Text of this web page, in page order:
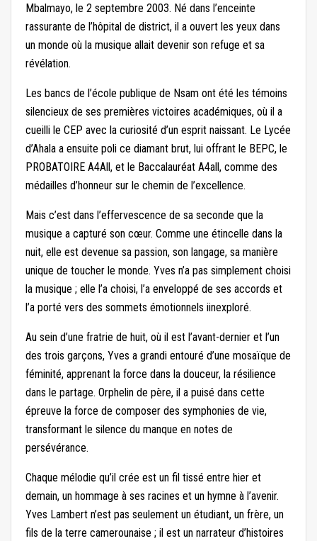
Mbalmayo, le 2 septembre 2003. Né dans l’enceinte
rassurante de l’hôpital de district, il a ouvert les yeux dans
un monde où la musique allait devenir son refuge et sa
révélation.
Les bancs de l’école publique de Nsam ont été les témoins
silencieux de ses premières victoires académiques, où il a
cueilli le CEP avec la curiosité d’un esprit naissant. Le Lycée
d’Ahala a ensuite poli ce diamant brut, lui offrant le BEPC, le
PROBATOIRE A4All, et le Baccalauréat A4all, comme des
médailles d’honneur sur le chemin de l’excellence.
Mais c’est dans l’effervescence de sa seconde que la
musique a capturé son cœur. Comme une étincelle dans la
nuit, elle est devenue sa passion, son langage, sa manière
unique de toucher le monde. Yves n’a pas simplement choisi
la musique ; elle l’a choisi, l’a enveloppé de ses accords et
l’a porté vers des sommets émotionnels iinexploré.
Au sein d’une fratrie de huit, où il est l’avant-dernier et l’un
des trois garçons, Yves a grandi entouré d’une mosaïque de
féminité, apprenant la force dans la douceur, la résilience
dans le partage. Orphelin de père, il a puisé dans cette
épreuve la force de composer des symphonies de vie,
transformant le silence du manque en notes de
persévérance.
Chaque mélodie qu’il crée est un fil tissé entre hier et
demain, un hommage à ses racines et un hymne à l’avenir.
Yves Lambert n’est pas seulement un étudiant, un frère, un
fils de la terre camerounaise ; il est un narrateur d’histoires